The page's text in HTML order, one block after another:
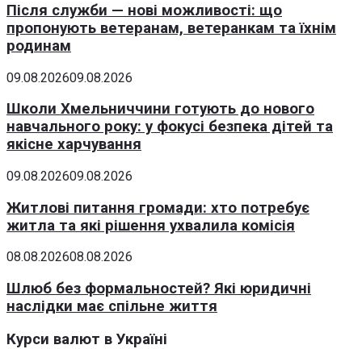
Після служби — нові можливості: що
пропонують ветеранам, ветеранкам та їхнім
родинам
09.08.202609.08.2026
Школи Хмельниччини готують до нового
навчального року: у фокусі безпека дітей та
якісне харчування
09.08.202609.08.2026
Житлові питання громади: хто потребує
житла та які рішення ухвалила комісія
08.08.202608.08.2026
Шлюб без формальностей? Які юридичні
наслідки має спільне життя
Курси валют в Україні